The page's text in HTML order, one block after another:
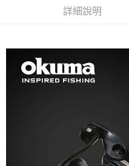
https://aftee.tw/terms/#terms3
任。
４．使用「AFTEE先享後付」時
時審查核予不同之上限額度；若仍
請求用戶進行身份認證。
５．嚴禁一人註冊多個帳號或使用
恩沛科技股份有限公司將有權停止
每筆NT$200，滿NT$3,000(含
國家/地區配送(**下單前請私訊
詳細說明